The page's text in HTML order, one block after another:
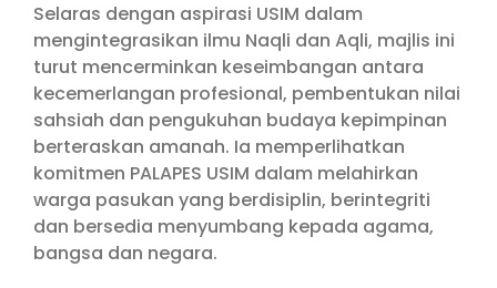
Selaras dengan aspirasi USIM dalam
mengintegrasikan ilmu Naqli dan Aqli, majlis ini
turut mencerminkan keseimbangan antara
kecemerlangan profesional, pembentukan nilai
sahsiah dan pengukuhan budaya kepimpinan
berteraskan amanah. Ia memperlihatkan
komitmen PALAPES USIM dalam melahirkan
warga pasukan yang berdisiplin, berintegriti
dan bersedia menyumbang kepada agama,
bangsa dan negara.